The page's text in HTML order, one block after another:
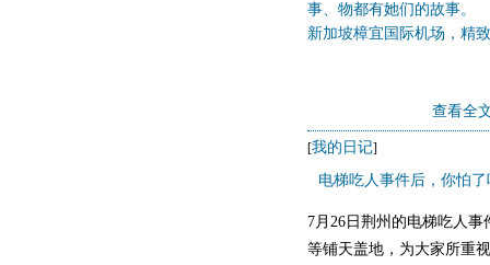
事、物都有她们的故事。
新加坡樟宜国际机场，精
查看全
[我的日记]
电梯吃人事件后，你怕了
7月26日荆州的电梯吃人
等铺天盖地，为大家所重